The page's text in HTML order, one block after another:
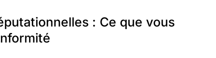
: Ce que vous